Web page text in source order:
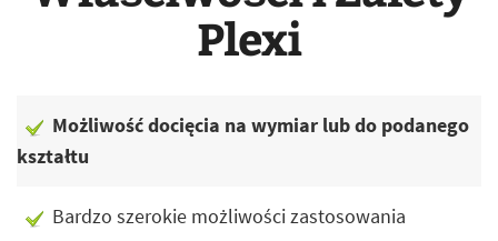
Plexi
Możliwość docięcia na wymiar lub do podanego
kształtu
Bardzo szerokie możliwości zastosowania